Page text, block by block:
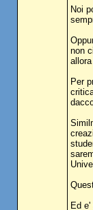
Noi
non
Per
Ed